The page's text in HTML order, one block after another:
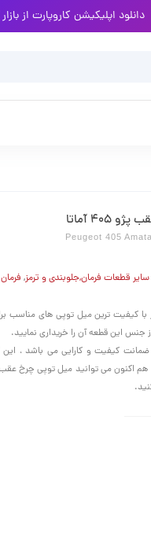
دانلود اپلیکیشن کاروپارت از
آماتا
Peugeot 405
سایر قطعات فرمان,جلوبندی و ترمز,
با کیفیت ترین میل توپی های مناسب
جنس این قطعه آن را خریداری نمایید.
اکنون می توانید میل توپی چرخ عقب